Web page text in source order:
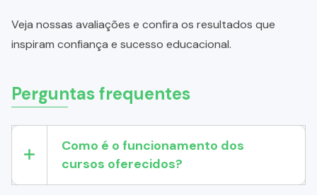
Veja nossas avaliações e confira os resultados que
inspiram confiança e sucesso educacional.
Perguntas frequentes
Como é o funcionamento dos
cursos oferecidos?